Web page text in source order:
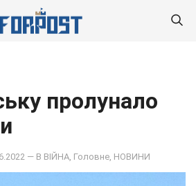
пролунало
— В ВІЙНА Головне НОВИНИ